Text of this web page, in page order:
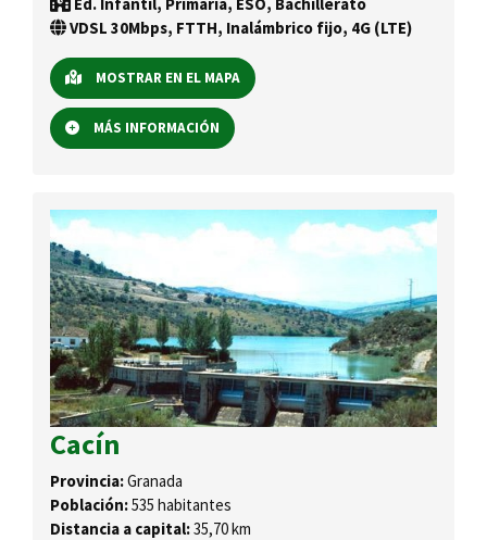
VDSL 30Mbps, FTTH, Inalámbrico fijo, 4G (LTE)
MOSTRAR EN EL MAPA
MÁS INFORMACIÓN
Cacín
Provincia:Granada
Población:535 habitantes
Distancia a capital:35,70 km